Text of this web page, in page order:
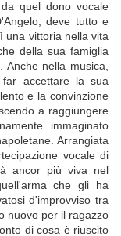
quel dono vocale
deve tutto e
una vittoria nella vita
della sua famiglia
nella musica,
accettare la sua
e la convinzione
a raggiungere
immaginato
Arrangiata
vocale di
ancor più viva nel
che gli ha
d'improvviso tra
nuovo per il ragazzo
di cosa è riuscito